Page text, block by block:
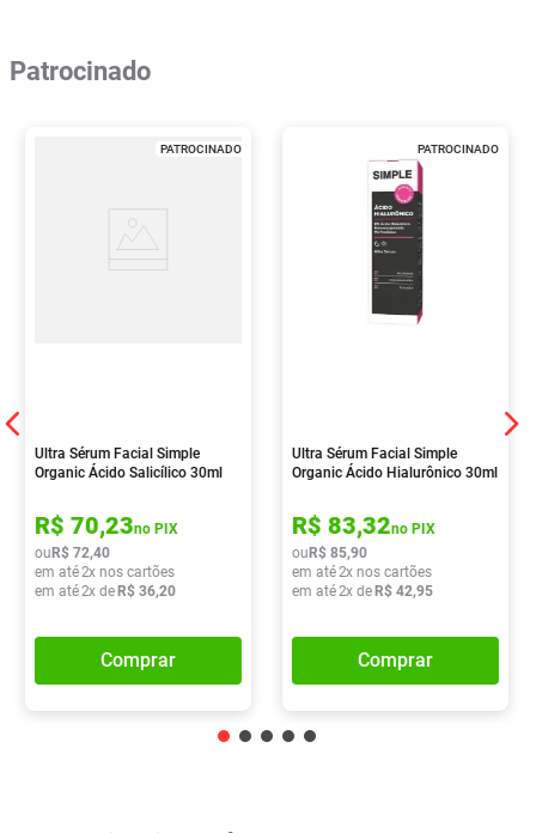
Patrocinado
PATROCINADO
Ultra Sérum Facial Simple
Organic Ácido Salicílico 30ml
R$ 70,23no PIX
ou R$ 72,40
em até2x nos cartões
em até2x de R$ 36,20
Comprar
PATROCINADO
Ultra Sérum Facial Simple
Organic Ácido Hialurônico 30ml
R$ 83,32no PIX
ou R$ 85,90
em até2x nos cartões
em até2x de R$ 42,95
Comprar